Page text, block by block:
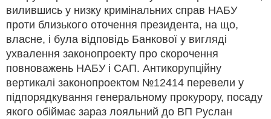
вилившись у низку кримінальних справ НАБУ
проти близького оточення президента, на що,
власне, і була відповідь Банкової у вигляді
ухвалення законопроекту про скорочення
повноважень НАБУ і САП. Антикорупційну
вертикалі законопроектом №12414 перевели у
підпорядкування генеральному прокурору, посаду
якого обіймає зараз лояльний до ВП Руслан